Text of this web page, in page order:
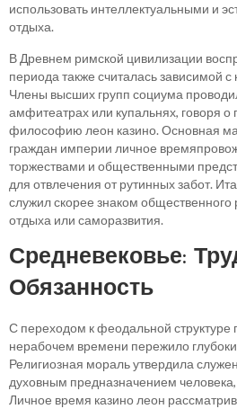
использовать интеллектуальными и
отдыха.
В Древнем римской цивилизации
периода также считалась зависимой с
Члены высших групп социума
амфитеатрах или купальнях, говоря о
философию леон казино. Основная
граждан империи личное
торжествами и общественными
для отвлечения от рутинных забот.
служил скорее знаком общественного
отдыха или саморазвития.
Средневековье:
Обязанность
С переходом к феодальной структуре
нерабочем времени пережило
Религиозная мораль утвердила
духовным предназначением
Личное время казино леон